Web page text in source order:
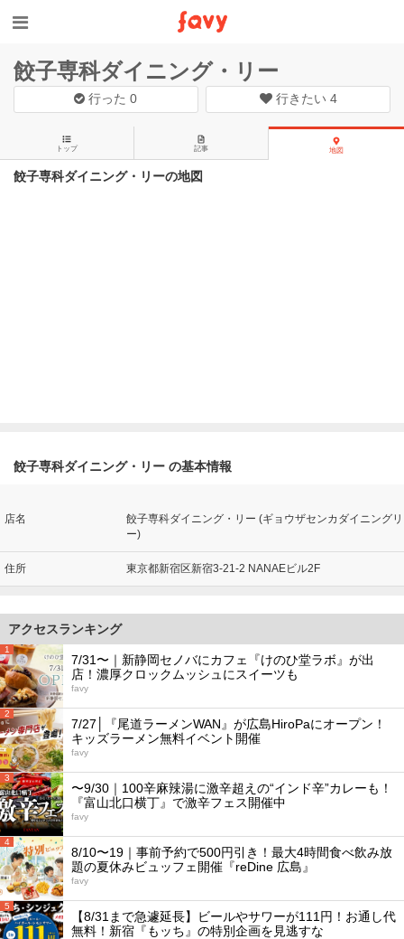
餃子専科ダイニング・リー
行った0 行きたい 4
トップ 記事 地図
餃子専科ダイニング・リーの地図
餃子専科ダイニング・リー の基本情報
店名
餃子専科ダイニング・リー (ギョウザセンカダイニングリ
ー)
住所 東京都新宿区新宿3-21-2 NANAEビル2F
アクセスランキング
1
7/31〜｜新静岡セノバにカフェ『けのひ堂ラボ』が出
店！濃厚クロックムッシュにスイーツも
favy
2
7/27│『尾道ラーメンWAN』が広島HiroPaにオープン！
キッズラーメン無料イベント開催
favy
3
〜9/30｜100辛麻辣湯に激辛超えの“インド辛”カレーも！
『富山北口横丁』で激辛フェス開催中
favy
4
8/10〜19｜事前予約で500円引き！最大4時間食べ飲み放
題の夏休みビュッフェ開催『reDine 広島』
favy
5
【8/31まで急遽延長】ビールやサワーが111円！お通し代
無料！新宿『もッち』の特別企画を見逃すな